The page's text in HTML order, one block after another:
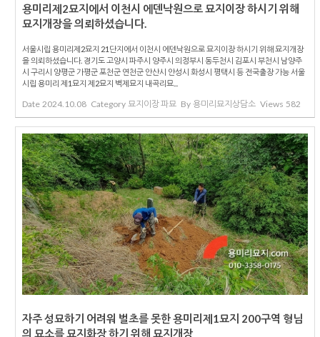
용미리제2묘지에서 이천시 에덴낙원으로 묘지이장 하시기 위해
묘지개장을 의뢰하셨습니다.
서울시립 용미리제2묘지 21단지에서 이천시 에덴낙원으로 묘지이장 하시기 위해 묘지개장
을 의뢰하셨습니다. 경기도 고양시 파주시 양주시 의정부시 동두천시 김포시 부천시 남양주
시 구리시 양평군 가평군 포천군 연천군 안산시 안성시 화성시 평택시 등 전국출장 가능 서울
시립 용미리 제1묘지 제2묘지 벽제묘지 내곡리묘...
Date 2024.10.08 Category 묘지이장 파묘 By 용미리묘지상담소 Views 582
자주 성묘하기 어려워 벌초를 못한 용미리제1묘지 200구역 형님
의 묘소를 묘지화장 하기 위해 묘지개장